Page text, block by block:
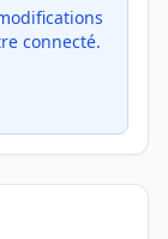
connecté.